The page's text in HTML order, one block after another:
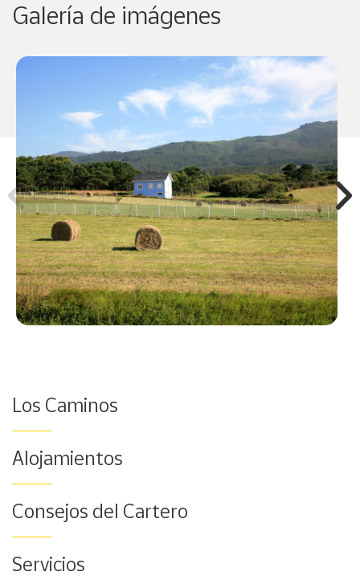
Galería de imágenes
Los Caminos
Alojamientos
Consejos del Cartero
Servicios